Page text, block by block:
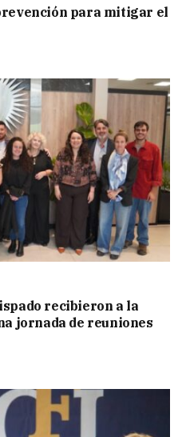
para mitigar el
recibieron a la
jornada de reuniones